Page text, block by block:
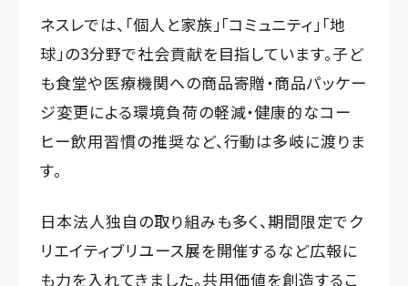
ネスレでは、「個人と家族」「コミュニティ」「地
球」の3分野で社会貢献を目指しています。子ど
も食堂や医療機関への商品寄贈・商品パッケー
ジ変更による環境負荷の軽減・健康的なコー
ヒー飲用習慣の推奨など、行動は多岐に渡りま
す。
日本法人独自の取り組みも多く、期間限定でク
リエイティブリユース展を開催するなど広報に
も力を入れてきました。共用価値を創造するこ